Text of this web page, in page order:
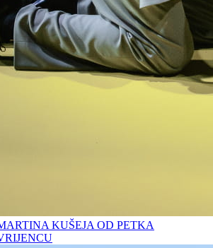
KUŠEJA OD PETKA